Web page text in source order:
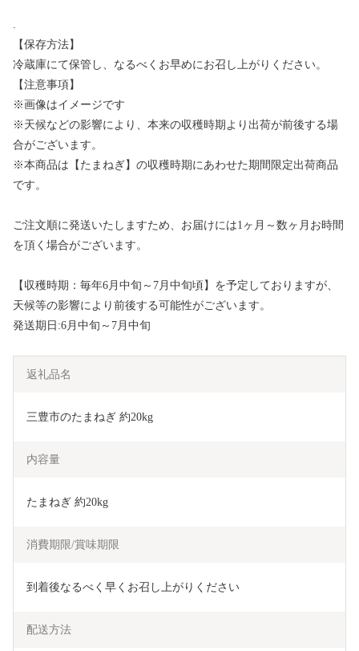
.
【保存方法】
冷蔵庫にて保管し、なるべくお早めにお召し上がりください。
【注意事項】
※画像はイメージです
※天候などの影響により、本来の収穫時期より出荷が前後する場
合がございます。
※本商品は【たまねぎ】の収穫時期にあわせた期間限定出荷商品
です。
ご注文順に発送いたしますため、お届けには1ヶ月～数ヶ月お時間
を頂く場合がございます。
【収穫時期：毎年6月中旬～7月中旬頃】を予定しておりますが、
天候等の影響により前後する可能性がございます。
発送期日:6月中旬～7月中旬
返礼品名
三豊市のたまねぎ 約20kg
内容量
たまねぎ 約20kg
消費期限/賞味期限
到着後なるべく早くお召し上がりください
配送方法